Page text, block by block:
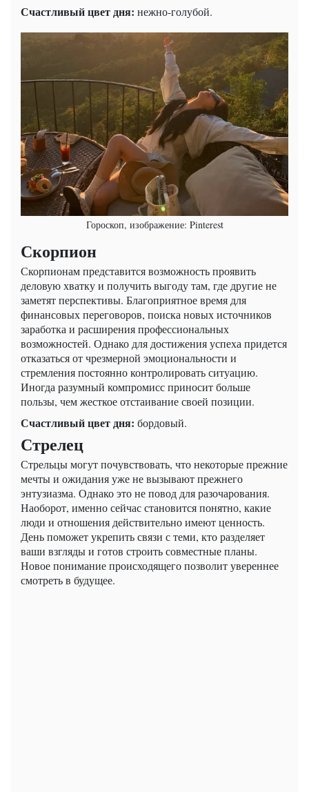
Счастливый цвет дня: нежно-голубой.
Гороскоп, изображение: Pinterest
Скорпион
Скорпионам представится возможность проявить
деловую хватку и получить выгоду там, где другие не
заметят перспективы. Благоприятное время для
финансовых переговоров, поиска новых источников
заработка и расширения профессиональных
возможностей. Однако для достижения успеха придется
отказаться от чрезмерной эмоциональности и
стремления постоянно контролировать ситуацию.
Иногда разумный компромисс приносит больше
пользы, чем жесткое отстаивание своей позиции.
Счастливый цвет дня: бордовый.
Стрелец
Стрельцы могут почувствовать, что некоторые прежние
мечты и ожидания уже не вызывают прежнего
энтузиазма. Однако это не повод для разочарования.
Наоборот, именно сейчас становится понятно, какие
люди и отношения действительно имеют ценность.
День поможет укрепить связи с теми, кто разделяет
ваши взгляды и готов строить совместные планы.
Новое понимание происходящего позволит увереннее
смотреть в будущее.